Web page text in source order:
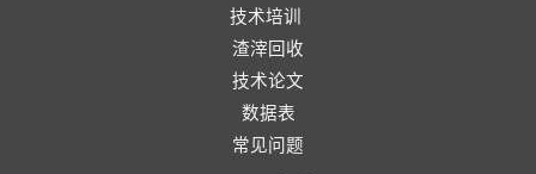
技术培训
渣滓回收
技术论文
数据表
常见问题